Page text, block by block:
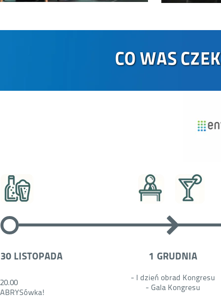
CO WAS
30 LISTOPADA 1 GRUDNIA
20.00
ABRYSówka!
- I dzień obrad Kongresu
- Gala Kongresu